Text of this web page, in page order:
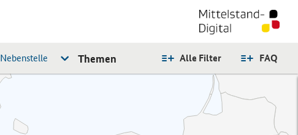
FAQ
Alle Filter
Nebenstelle Themen